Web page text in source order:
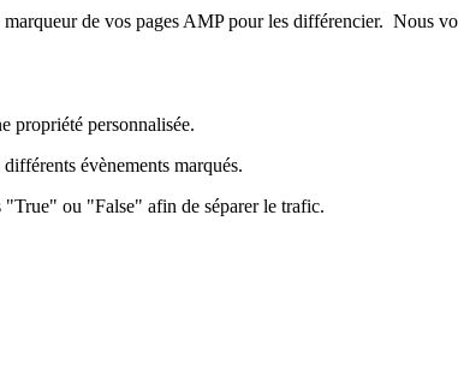
de vos pages AMP pour les différencier. Nous
propriété personnalisée.
évènements marqués.
ou "False" afin de séparer le trafic.